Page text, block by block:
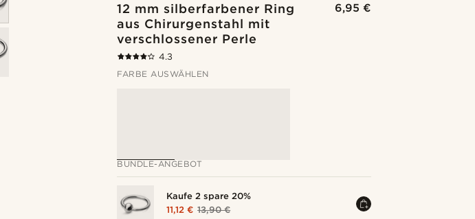
12 mm silberfarbener Ring
aus Chirurgenstahl mit
verschlossener Perle
6,95 €
4.3
FARBE AUSWÄHLEN
BUNDLE-ANGEBOT
Kaufe 2 spare 20%
11,12 € 13,90 €